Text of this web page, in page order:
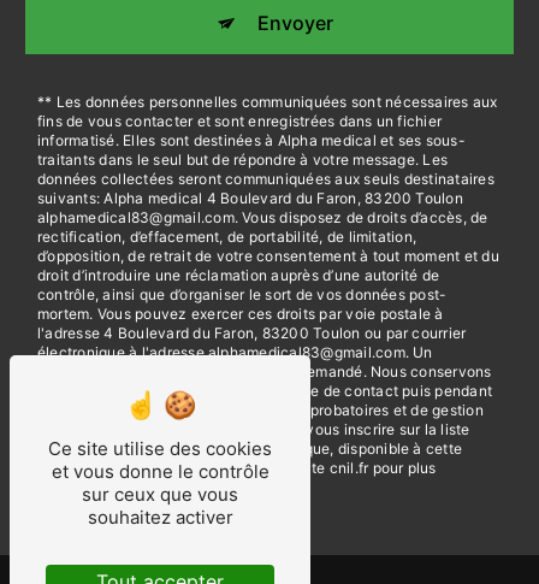
Envoyer
** Les données personnelles communiquées sont nécessaires aux
fins de vous contacter et sont enregistrées dans un fichier
informatisé. Elles sont destinées à Alpha medical et ses sous-
traitants dans le seul but de répondre à votre message. Les
données collectées seront communiquées aux seuls destinataires
suivants: Alpha medical 4 Boulevard du Faron, 83200 Toulon
alphamedical83@gmail.com. Vous disposez de droits d’accès, de
rectification, d’effacement, de portabilité, de limitation,
d’opposition, de retrait de votre consentement à tout moment et du
droit d’introduire une réclamation auprès d’une autorité de
contrôle, ainsi que d’organiser le sort de vos données post-
mortem. Vous pouvez exercer ces droits par voie postale à
l'adresse 4 Boulevard du Faron, 83200 Toulon ou par courrier
électronique à l'adresse alphamedical83@gmail.com. Un
justificatif d'identité pourra vous être demandé. Nous conservons
vos données pendant la période de prise de contact puis pendant
la durée de prescription légale aux fins probatoires et de gestion
des contentieux. Vous avez le droit de vous inscrire sur la liste
d'opposition au démarchage téléphonique, disponible à cette
adresse: Bloctel.gouv.fr. Consultez le site cnil.fr pour plus
d’informations sur vos droits.
Ce site utilise des cookies
et vous donne le contrôle
sur ceux que vous
souhaitez activer